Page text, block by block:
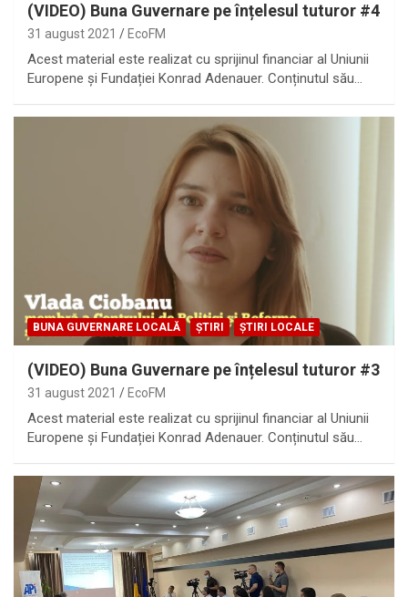
(VIDEO) Buna Guvernare pe înțelesul tuturor #4
31 august 2021 EcoFM
Acest material este realizat cu sprijinul financiar al Uniunii
Europene și Fundației Konrad Adenauer. Conținutul său…
BUNA GUVERNARE LOCALĂ ȘTIRI ȘTIRI LOCALE
(VIDEO) Buna Guvernare pe înțelesul tuturor #3
31 august 2021 EcoFM
Acest material este realizat cu sprijinul financiar al Uniunii
Europene și Fundației Konrad Adenauer. Conținutul său…